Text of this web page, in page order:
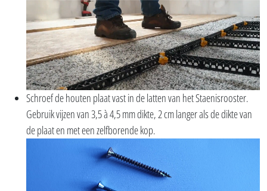
Schroef de houten plaat vast in de latten van het Staenisrooster.
Gebruik vijzen van 3,5 à 4,5 mm dikte, 2 cm langer als de dikte van
de plaat en met een zelfborende kop.